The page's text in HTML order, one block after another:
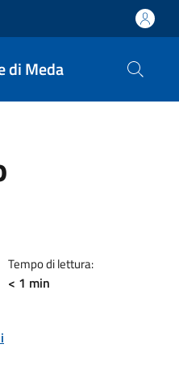
di Meda
Tempo di lettura:
< 1 min